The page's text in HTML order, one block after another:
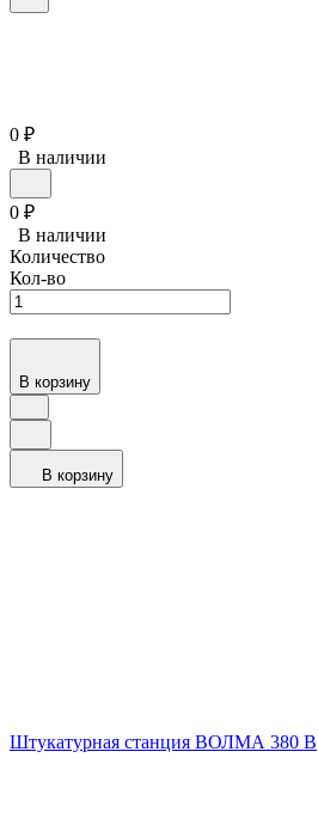
0 ₽
В наличии
0 ₽
В наличии
Количество
Кол-во
В корзину
В корзину
Штукатурная станция ВОЛМА 380 В